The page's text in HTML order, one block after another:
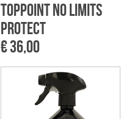
Toppoint No Limits
Protect
€ 36,00